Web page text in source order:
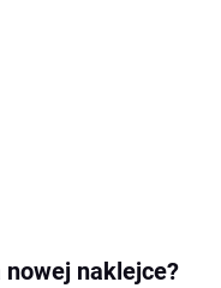
nowej naklejce?